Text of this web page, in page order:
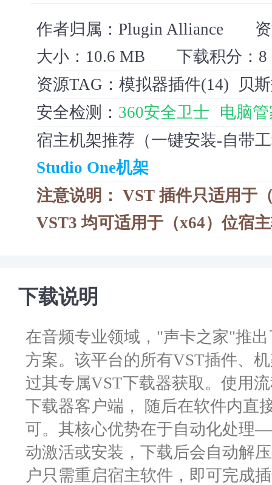
作者归属： Plugin Alliance
大小： 10.6 MB 下载积分： 8
资源TAG： 模拟器插件(14)
贝
安全检测： 360安全卫士
电脑
宿主机架推荐（一键安装-自带
Studio One机架
注意说明： VST 插件只适用于
VST3 均可适用于（x64）位宿
下载说明
在音频专业领域，"声卡之家"推
方案。该平台的所有VST插件、
过其专属VST下载器获取。使用
下载器客户端， 随后在软件内直
可。其核心优势在于自动化处理
动激活或安装，下载后会自动解
户只需重启宿主软件，即可完成